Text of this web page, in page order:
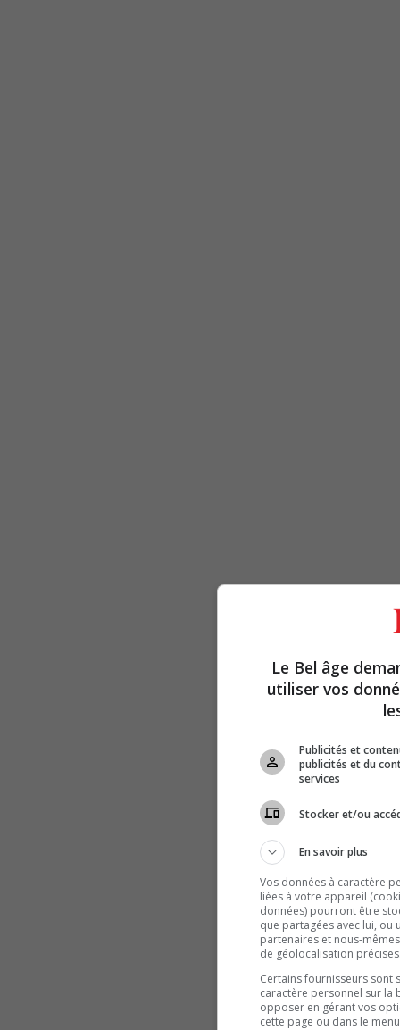
Le Bel âge
utiliser vos
Publicités et
publicités et du
services
Stocker et/ou
En savoir plus
Vos données à caractère
liées à votre appareil
données) pourront être
que partagées avec lui, ou
partenaires et nous-
de géolocalisation
Certains fournisseurs sont
caractère personnel sur la
opposer en gérant vos
cette page ou dans le